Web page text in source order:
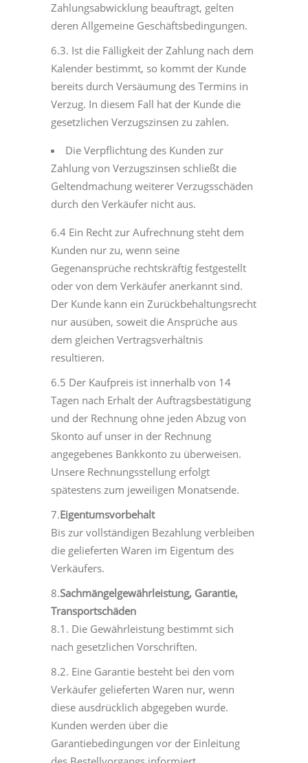
Zahlungsabwicklung beauftragt, gelten
deren Allgemeine Geschäftsbedingungen.
6.3. Ist die Fälligkeit der Zahlung nach dem
Kalender bestimmt, so kommt der Kunde
bereits durch Versäumung des Termins in
Verzug. In diesem Fall hat der Kunde die
gesetzlichen Verzugszinsen zu zahlen.
Die Verpflichtung des Kunden zur
Zahlung von Verzugszinsen schließt die
Geltendmachung weiterer Verzugsschäden
durch den Verkäufer nicht aus.
6.4 Ein Recht zur Aufrechnung steht dem
Kunden nur zu, wenn seine
Gegenansprüche rechtskräftig festgestellt
oder von dem Verkäufer anerkannt sind.
Der Kunde kann ein Zurückbehaltungsrecht
nur ausüben, soweit die Ansprüche aus
dem gleichen Vertragsverhältnis
resultieren.
6.5 Der Kaufpreis ist innerhalb von 14
Tagen nach Erhalt der Auftragsbestätigung
und der Rechnung ohne jeden Abzug von
Skonto auf unser in der Rechnung
angegebenes Bankkonto zu überweisen.
Unsere Rechnungsstellung erfolgt
spätestens zum jeweiligen Monatsende.
7.Eigentumsvorbehalt
Bis zur vollständigen Bezahlung verbleiben
die gelieferten Waren im Eigentum des
Verkäufers.
8.Sachmängelgewährleistung, Garantie,
Transportschäden
8.1. Die Gewährleistung bestimmt sich
nach gesetzlichen Vorschriften.
8.2. Eine Garantie besteht bei den vom
Verkäufer gelieferten Waren nur, wenn
diese ausdrücklich abgegeben wurde.
Kunden werden über die
Garantiebedingungen vor der Einleitung